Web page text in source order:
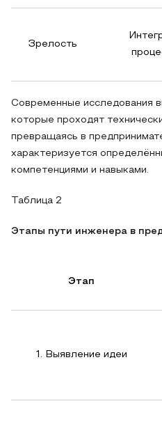
Зрелость
Современные исследования
которые проходят
превращаясь в
характеризуется
компетенциями и навыками.
Таблица 2
Этапы пути инженера в
Этап
1. Выявление идеи